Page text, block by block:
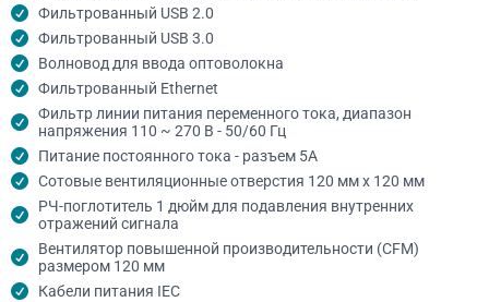
Фильтрованный USB 2.0
Фильтрованный USB 3.0
Волновод для ввода оптоволокна
Фильтрованный Ethernet
Фильтр линии питания переменного тока, диапазон
напряжения 110 ~ 270 В - 50/60 Гц
Питание постоянного тока - разъем 5А
Сотовые вентиляционные отверстия 120 мм x 120 мм
РЧ-поглотитель 1 дюйм для подавления внутренних
отражений сигнала
Вентилятор повышенной производительности (CFM)
размером 120 мм
Кабели питания IEC